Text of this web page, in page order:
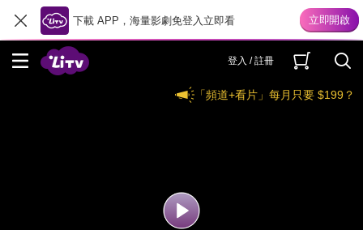
下載 APP，海量影劇免登入立即看
登入 / 註冊
「頻道+看片」每月只要 $199？